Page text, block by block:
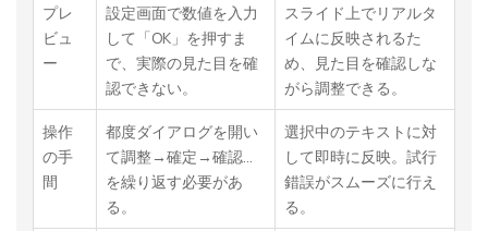
プレ
ビュ
ー
設定画面で数値を入力
して「OK」を押すま
で、実際の見た目を確
認できない。
スライド上でリアルタ
イムに反映されるた
め、見た目を確認しな
がら調整できる。
操作
の手
間
都度ダイアログを開い
て調整→確定→確認…
を繰り返す必要があ
る。
選択中のテキストに対
して即時に反映。試行
錯誤がスムーズに行え
る。